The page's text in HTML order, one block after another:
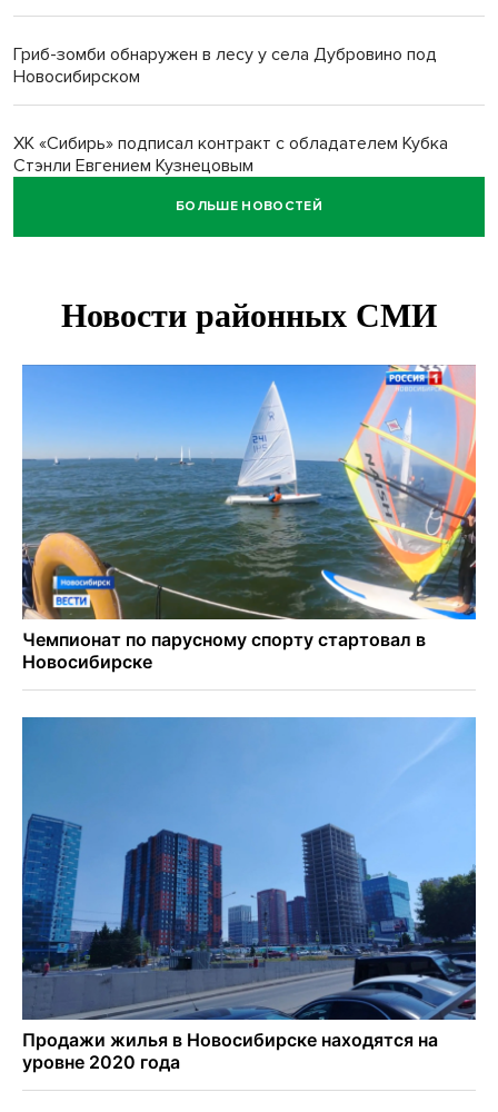
Гриб-зомби обнаружен в лесу у села Дубровино под
Новосибирском
ХК «Сибирь» подписал контракт с обладателем Кубка
Стэнли Евгением Кузнецовым
БОЛЬШЕ НОВОСТЕЙ